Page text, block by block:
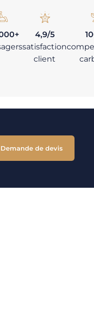
4,9/5
satisfaction
client
Demande de devis